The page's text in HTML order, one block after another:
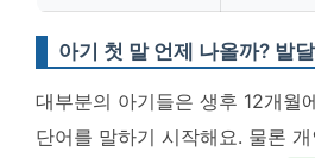
아기 첫 말 언제 나올까? 발
대부분의 아기들은 생후 12개월
단어를 말하기 시작해요. 물론